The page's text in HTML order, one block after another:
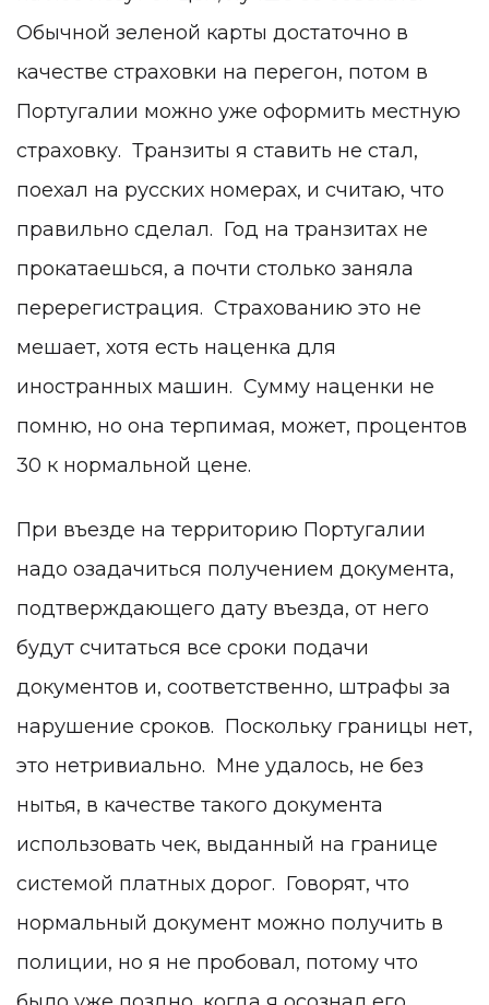
Обычной зеленой карты достаточно в
качестве страховки на перегон, потом в
Португалии можно уже оформить местную
страховку. Транзиты я ставить не стал,
поехал на русских номерах, и считаю, что
правильно сделал. Год на транзитах не
прокатаешься, а почти столько заняла
перерегистрация. Страхованию это не
мешает, хотя есть наценка для
иностранных машин. Сумму наценки не
помню, но она терпимая, может, процентов
30 к нормальной цене.
При въезде на территорию Португалии
надо озадачиться получением документа,
подтверждающего дату въезда, от него
будут считаться все сроки подачи
документов и, соответственно, штрафы за
нарушение сроков. Поскольку границы нет,
это нетривиально. Мне удалось, не без
нытья, в качестве такого документа
использовать чек, выданный на границе
системой платных дорог. Говорят, что
нормальный документ можно получить в
полиции, но я не пробовал, потому что